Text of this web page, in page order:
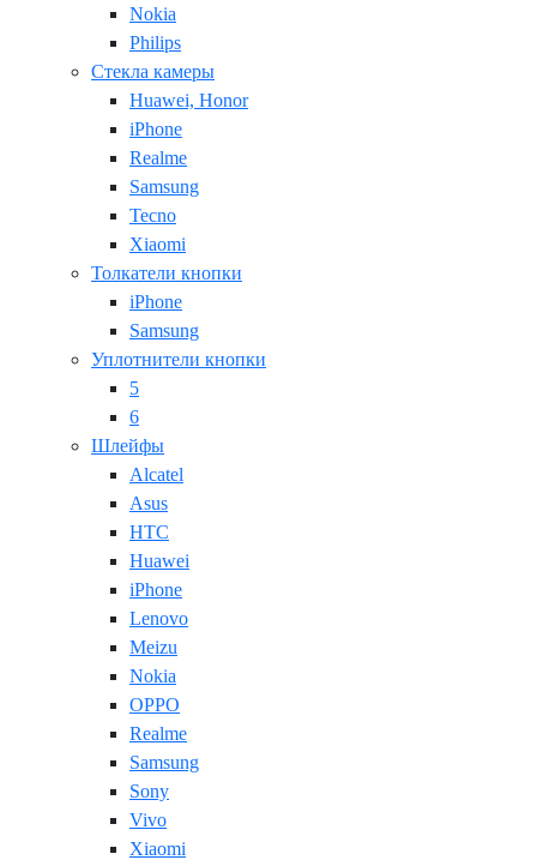
Nokia
Philips
Стекла камеры
Huawei, Honor
iPhone
Realme
Samsung
Tecno
Xiaomi
Толкатели кнопки
iPhone
Samsung
Уплотнители кнопки
5
6
Шлейфы
Alcatel
Asus
HTC
Huawei
iPhone
Lenovo
Meizu
Nokia
OPPO
Realme
Samsung
Sony
Vivo
Xiaomi